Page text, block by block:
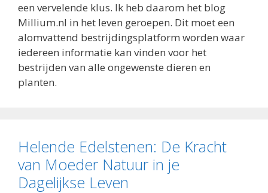
een vervelende klus. Ik heb daarom het blog
Millium.nl in het leven geroepen. Dit moet een
alomvattend bestrijdingsplatform worden waar
iedereen informatie kan vinden voor het
bestrijden van alle ongewenste dieren en
planten.
Helende Edelstenen: De Kracht
van Moeder Natuur in je
Dagelijkse Leven